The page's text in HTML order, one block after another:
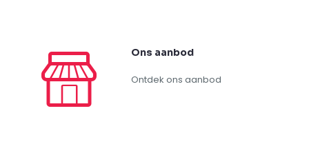
Ons aanbod
Ontdek ons aanbod